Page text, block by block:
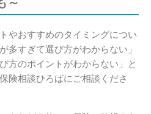
やおすすめのタイミングについ
多すぎて選び方がわからない」
方のポイントがわからない」と
険相談ひろばにご相談くださ